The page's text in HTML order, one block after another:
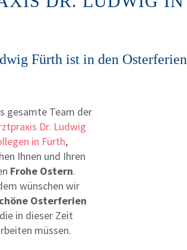
Fürth ist in den Osterferien
gesamte Team der
Dr. Ludwig
in Fürth,
Ihnen und Ihren
Frohe Ostern.
wünschen wir
Osterferien
in dieser Zeit
müssen.